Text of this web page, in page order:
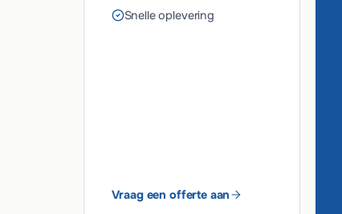
Snelle oplevering
Vraag een offerte aan